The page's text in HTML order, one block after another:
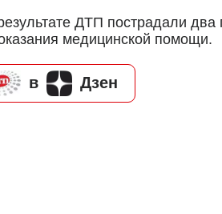
ДТП пострадали
медицинской помощи.
в Дзен